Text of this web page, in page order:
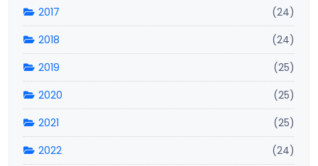
2017
(24)
2018
(24)
2019
(25)
2020
(25)
2021
(25)
2022
(24)